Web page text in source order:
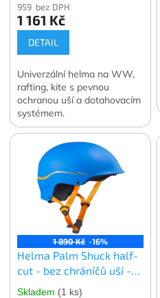
959 bez DPH
1 161 Kč
DETAIL
Univerzální helma na WW,
rafting, kite s pevnou
ochranou uší a dotahovacím
systémem.
1 890 Kč -16%
Helma Palm Shuck half-
cut - bez chráníčů uší -
Skladem (1 ks)